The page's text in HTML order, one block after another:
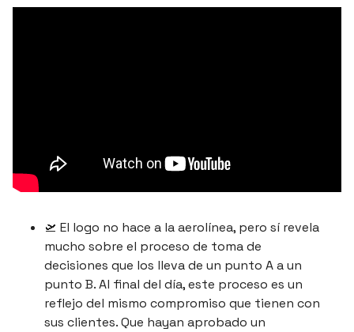
🛫 El logo no hace a la aerolínea, pero sí revela
mucho sobre el proceso de toma de
decisiones que los lleva de un punto A a un
punto B. Al final del día, este proceso es un
reflejo del mismo compromiso que tienen con